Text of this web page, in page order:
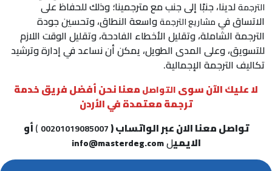
الترجمةلدينا، جنبًا إلى جنب مع مترجمينا؛ وذلك للحفاظ على
الاتساق فيمشاريع الترجمةواسعة النطاق، وتحسين جودة
الترجمة الشاملة، وتقليل الأخطاء الفادحة، وتقليل الوقت اللازم
للتسويق، وعلى المدى الطويل، يمكن أن نساعد في إدارة وترشيد
تكاليف الترجمة الإجمالية.
لا عليك الآن سوىالتواصلمعنا نحن أفضل فريق خدمة
ترجمة معتمدة في الأردن
تواصل معنا الان عبر الواتساب (00201019085007
)أو
الايميلinfo@masterdeg.com